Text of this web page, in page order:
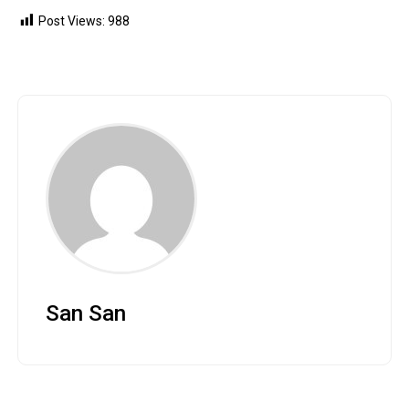
Post Views: 988
San San